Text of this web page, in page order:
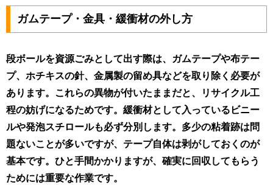
ガムテープ・金具・緩衝材の外し方
段ボールを資源ごみとして出す際は、ガムテープや布テー
プ、ホチキスの針、金属製の留め具などを取り除く必要が
あります。これらの異物が付いたままだと、リサイクル工
程の妨げになるためです。緩衝材として入っているビニー
ルや発泡スチロールも必ず分別します。多少の粘着跡は問
題ないことが多いですが、テープ自体は剥がしておくのが
基本です。ひと手間かかりますが、確実に回収してもらう
ためには重要な作業です。